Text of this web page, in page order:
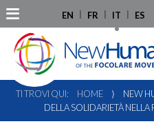
EN FR IT ES
TI TROVI QUI: HOME ⟩
NEW
DELLA SOLIDARIETÀ